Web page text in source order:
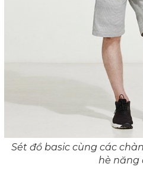
Sét đồ basic cùng các
hè năng